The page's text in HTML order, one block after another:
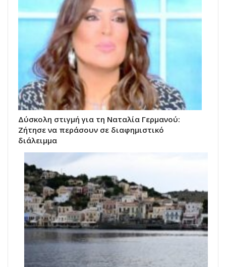
Δύσκολη στιγμή για τη Ναταλία Γερμανού:
Ζήτησε να περάσουν σε διαφημιστικό
διάλειμμα